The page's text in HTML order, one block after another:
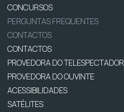
CONCURSOS
PERGUNTAS FREQUENTES
CONTACTOS
CONTACTOS
PROVEDORA DO TELESPECTADOR
PROVEDORA DO OUVINTE
ACESSIBILIDADES
SATÉLITES